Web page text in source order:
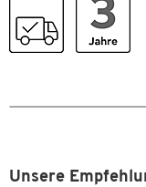
Unsere